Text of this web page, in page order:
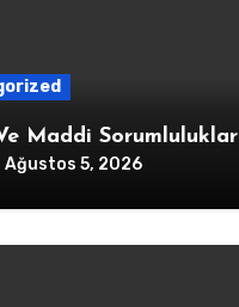
Maddi Sorumluluklar
Ağustos 5, 2026